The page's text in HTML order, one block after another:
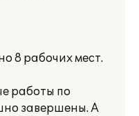
8 рабочих мест.
работы по
завершены. А